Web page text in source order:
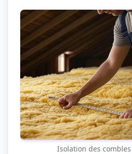
Isolation des